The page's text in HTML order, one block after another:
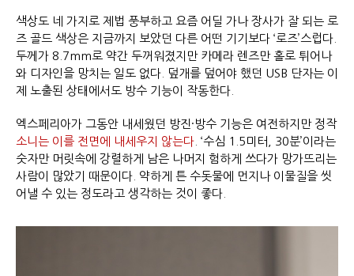
색상도 네 가지로 제법 풍부하고 요즘 어딜 가나 장사가 잘 되는 로
즈 골드 색상은 지금까지 보았던 다른 어떤 기기보다 ‘로즈’스럽다.
두께가 8.7mm로 약간 두꺼워졌지만 카메라 렌즈만 홀로 튀어나
와 디자인을 망치는 일도 없다. 덮개를 덮어야 했던 USB 단자는 이
제 노출된 상태에서도 방수 기능이 작동한다.
엑스페리아가 그동안 내세웠던 방진·방수 기능은 여전하지만 정작
소니는 이를 전면에 내세우지 않는다 . ‘수심 1.5미터, 30분’이라는
숫자만 머릿속에 강렬하게 남은 나머지 험하게 쓰다가 망가뜨리는
사람이 많았기 때문이다. 약하게 튼 수돗물에 먼지나 이물질을 씻
어낼 수 있는 정도라고 생각하는 것이 좋다.